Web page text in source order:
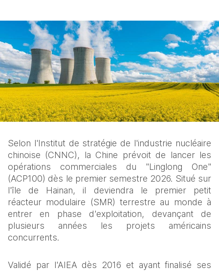
Selon l'Institut de stratégie de l'industrie nucléaire
chinoise (CNNC), la Chine prévoit de lancer les
opérations commerciales du "Linglong One"
(ACP100) dès le premier semestre 2026. Situé sur
l'île de Hainan, il deviendra le premier petit
réacteur modulaire (SMR) terrestre au monde à
entrer en phase d'exploitation, devançant de
plusieurs années les projets américains
concurrents.
Validé par l'AIEA dès 2016 et ayant finalisé ses